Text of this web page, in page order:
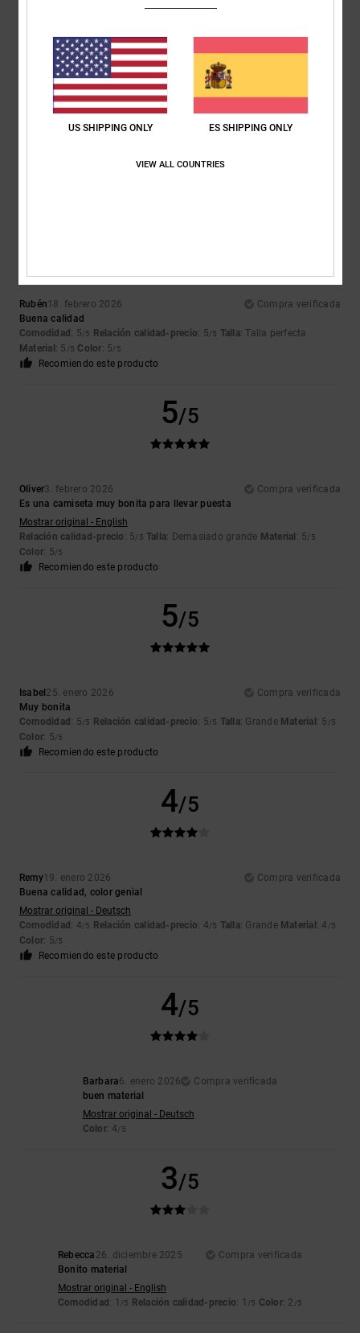
3. abril 2026
Compra verificada
A mi hija adolescente le encanta, está muy contenta
Mostrar original - English
Rubén18. febrero 2026
Compra verificada
Buena calidad
Comodidad : 5/5 Relación calidad-precio: 5/5 Talla: Talla perfecta
Material : 5 /5 Color: 5/5
Recomiendo este producto
5/5
Oliver3. febrero 2026
Compra verificada
Es una camiseta muy bonita para llevar puesta
Mostrar original - English
Relación calidad-precio : 5/5 Talla: Demasiado grande Material : 5/5
Color: 5/5
Recomiendo este producto
5/5
Isabel 25. enero 2026
Compra verificada
Muy bonita
Comodidad : 5/5 Relación calidad-precio: 5/5 Talla: Grande Material : 5 /5
Color: 5/5
Recomiendo este producto
4/5
Remy19. enero 2026
Compra verificada
Buena calidad, color genial
Mostrar original - Deutsch
Comodidad : 4/5 Relación calidad-precio: 4/5 Talla: Grande Material : 4 /5
Color: 5/5
Recomiendo este producto
4/5
Barbara6. enero 2026
Compra verificada
buen material
Mostrar original - Deutsch
Color: 4/5
3/5
Rebecca 26. diciembre 2025
Compra verificada
Bonito material
Mostrar original - English
Comodidad : 1 /5 Relación calidad-precio: 1 /5 Color: 2 /5
US SHIPPING ONLY ES SHIPPING ONLY
VIEW ALL COUNTRIES